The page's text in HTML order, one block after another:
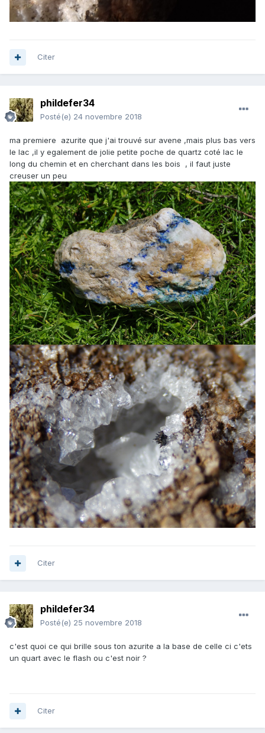
Citer
phildefer34
Posté(e) 24 novembre 2018
ma premiere azurite que j'ai trouvé sur avene ,mais plus bas vers
le lac ,il y egalement de jolie petite poche de quartz coté lac le
long du chemin et en cherchant dans les bois , il faut juste
creuser un peu
Citer
phildefer34
Posté(e) 25 novembre 2018
c'est quoi ce qui brille sous ton azurite a la base de celle ci c'ets
un quart avec le flash ou c'est noir ?
Citer